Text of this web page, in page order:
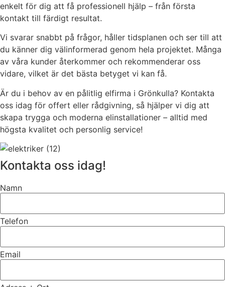
enkelt för dig att få professionell hjälp – från första
kontakt till färdigt resultat.
Vi svarar snabbt på frågor, håller tidsplanen och ser till att
du känner dig välinformerad genom hela projektet. Många
av våra kunder återkommer och rekommenderar oss
vidare, vilket är det bästa betyget vi kan få.
Är du i behov av en pålitlig elfirma i Grönkulla? Kontakta
oss idag för offert eller rådgivning, så hjälper vi dig att
skapa trygga och moderna elinstallationer – alltid med
högsta kvalitet och personlig service!
Kontakta oss idag!
Namn
Telefon
Email